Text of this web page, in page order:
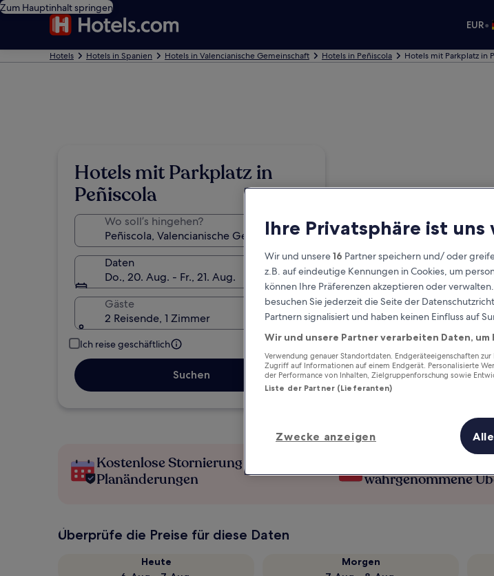
Zum Hauptinhalt springen
EUR•
Hotels Hotels in Spanien Hotels in Valencianische Gemeinschaft Hotels in Peñiscola Hotels mit Parkplatz in
Hotels mit Parkplatz in
Peñiscola
Wo soll’s hingehen?
Daten
Do., 20. Aug. - Fr., 21. Aug.
Gäste
2 Reisende, 1 Zimmer
Ich reise geschäftlich
Suchen
Kostenlose Stornierung bei
Planänderungen
wahrgenommene
Überprüfe die Preise für diese Daten
Heute
Morgen
Ihre Privatsphäre ist uns
Wir und unsere16 Partner speichern und/ oder
z.B. auf eindeutige Kennungen in Cookies, um
können Ihre Präferenzen akzeptieren oder
besuchen Sie jederzeit die Seite der
Partnern signalisiert und haben keinen Einfluss auf
Wir und unsere Partner verarbeiten Daten,
Verwendung genauer Standortdaten. Endgeräteeigenschaften
Zugriff auf Informationen auf einem Endgerät. Personalisierte
der Performance von Inhalten, Zielgruppenforschung sowie
Liste der Partner (Lieferanten)
Zwecke anzeigen